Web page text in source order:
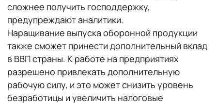
сложнее получить господдержку,
предупреждают аналитики.
Наращивание выпуска оборонной продукции
также сможет принести дополнительный вклад
в ВВП страны. К работе на предприятиях
разрешено привлекать дополнительную
рабочую силу, и это может снизить уровень
безработицы и увеличить налоговые